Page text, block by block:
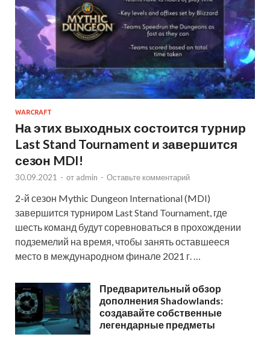
WARCRAFT
На этих выходных состоится турнир
Last Stand Tournament и завершится
сезон MDI!
30.09.2021 - от admin - Оставьте комментарий
2-й сезон Mythic Dungeon International (MDI)
завершится турниром Last Stand Tournament, где
шесть команд будут соревноваться в прохождении
подземелий на время, чтобы занять оставшееся
место в международном финале 2021 г. …
Предварительный обзор
дополнения Shadowlands:
создавайте собственные
легендарные предметы